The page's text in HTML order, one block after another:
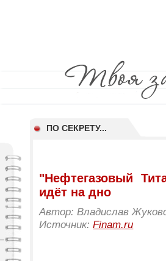
ПО СЕКРЕТУ...
"Нефтегазовый
идёт на дно
Автор: Владислав
Источник:Finam.ru